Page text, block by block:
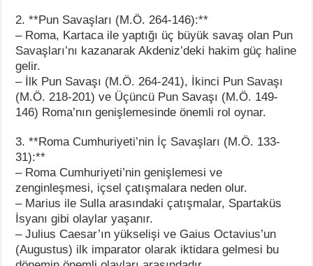
2. **Pun Savaşları (M.Ö. 264-146):**
– Roma, Kartaca ile yaptığı üç büyük savaş olan Pun
Savaşları’nı kazanarak Akdeniz’deki hakim güç haline
gelir.
– İlk Pun Savaşı (M.Ö. 264-241), İkinci Pun Savaşı
(M.Ö. 218-201) ve Üçüncü Pun Savaşı (M.Ö. 149-
146) Roma’nın genişlemesinde önemli rol oynar.
3. **Roma Cumhuriyeti’nin İç Savaşları (M.Ö. 133-
31):**
– Roma Cumhuriyeti’nin genişlemesi ve
zenginleşmesi, içsel çatışmalara neden olur.
– Marius ile Sulla arasındaki çatışmalar, Spartaküs
İsyanı gibi olaylar yaşanır.
– Julius Caesar’ın yükselişi ve Gaius Octavius’un
(Augustus) ilk imparator olarak iktidara gelmesi bu